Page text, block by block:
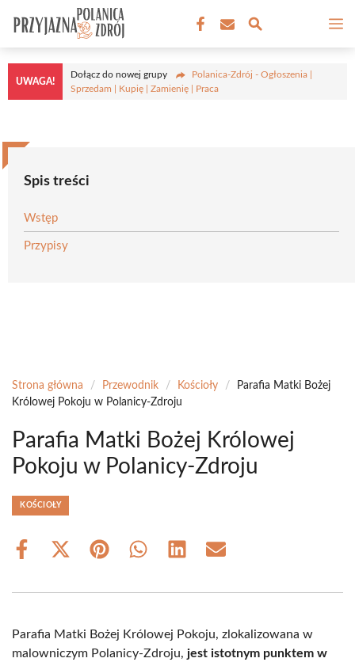
treści
UWAGA!
Dołącz do nowej grupy
Polanica-Zdrój - Ogłoszenia |
Sprzedam | Kupię | Zamienię | Praca
Spis treści
Wstęp
Przypisy
Strona główna / Przewodnik / Kościoły /
Parafia Matki Bożej
Królowej Pokoju w Polanicy-Zdroju
Parafia Matki Bożej Królowej
Pokoju w Polanicy-Zdroju
KOŚCIOŁY
Share
Share
(Twitter)
Share Share Share Share
Parafia Matki Bożej Królowej Pokoju, zlokalizowana w
malowniczym Polanicy-Zdroju, jest istotnym punktem w